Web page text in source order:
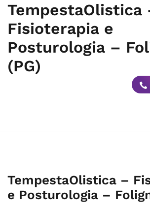
TempestaOlistica
Fisioterapia e
Posturologia –
(PG)
TempestaOlistica –
e Posturologia –